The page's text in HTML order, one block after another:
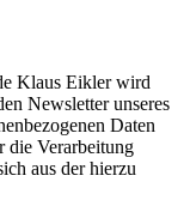
Klaus Eikler wird
Newsletter unseres
Daten
die Verarbeitung
aus der hierzu